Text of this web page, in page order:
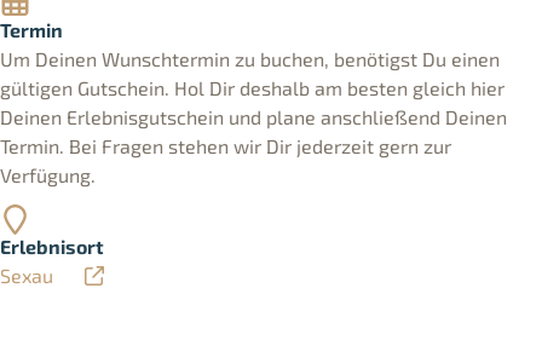
Termin
Um Deinen Wunschtermin zu buchen, benötigst Du einen
gültigen Gutschein. Hol Dir deshalb am besten gleich hier
Deinen Erlebnisgutschein und plane anschließend Deinen
Termin. Bei Fragen stehen wir Dir jederzeit gern zur
Verfügung.
Erlebnisort
Sexau